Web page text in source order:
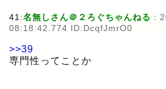
41:名無しさん＠２ろぐちゃんねる :
08:18:42.774 ID:DcqfJmrO0
>>39
専門性ってことか